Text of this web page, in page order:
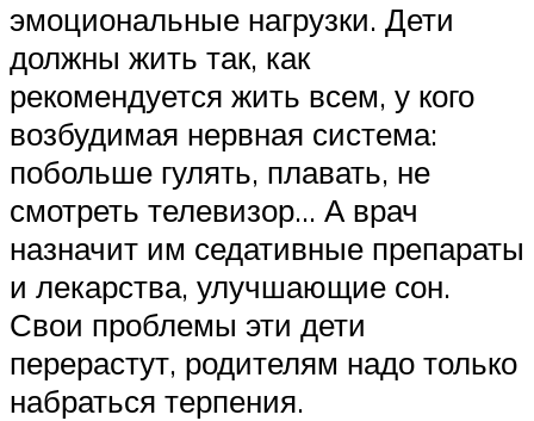
эмоциональные нагрузки. Дети
должны жить так, как
рекомендуется жить всем, у кого
возбудимая нервная система:
побольше гулять, плавать, не
смотреть телевизор… А врач
назначит им седативные препараты
и лекарства, улучшающие сон.
Свои проблемы эти дети
перерастут, родителям надо только
набраться терпения.